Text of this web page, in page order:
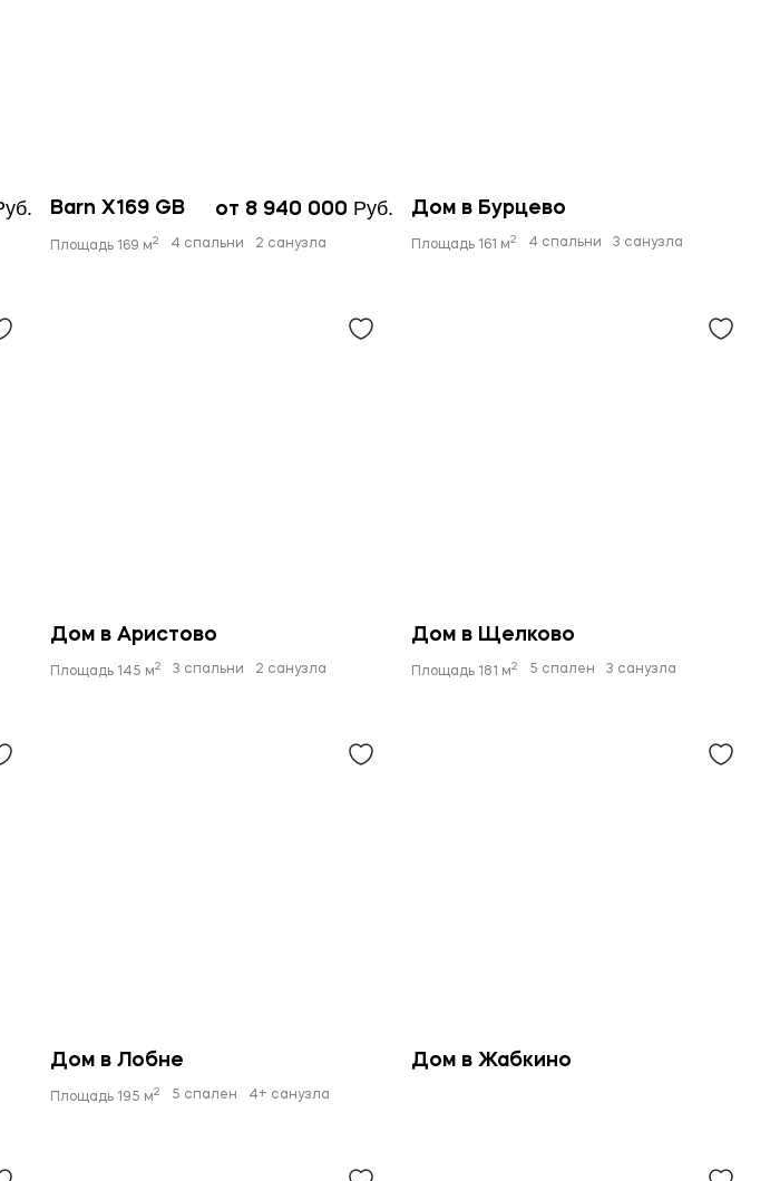
Barn X169 GB от 8 940 000 Руб.
Площадь 169 м2 4 спальни 2 санузла
Дом в Бурцево
Площадь 161 м2 4 спальни 3 санузла
Дом в Аристово
Площадь 145 м2 3 спальни 2 санузла
Дом в Щелково
Площадь 181 м2 5 спален 3 санузла
Дом в Лобне
Площадь 195 м2 5 спален 4+ санузла
Дом в Жабкино